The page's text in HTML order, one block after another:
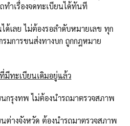
ทำเรื่องจดทะเบียนได้ทันที
ด้เลย ไม่ต้องรอลำดับหมายเลข ทุก
รมการขนส่งทางบก ถูกกฎหมาย
มีทะเบียนเดิมอยู่แล้ว
กรุงทพ ไม่ต้องนำรถมาตรวจสภาพ
ต่างจังหวัด ต้องนำรถมาตรวจสภาพ